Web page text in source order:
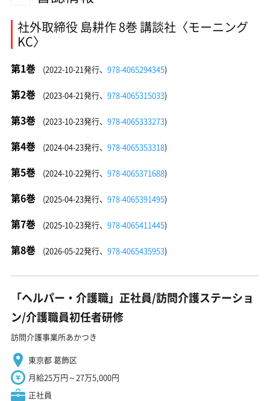
社外取締役 島耕作 8巻 講談社〈モーニング
KC〉
第1巻 (2022-10-21発行、 978-4065294345)
第2巻 (2023-04-21発行、 978-4065315033)
第3巻 (2023-10-23発行、 978-4065333273)
第4巻 (2024-04-23発行、 978-4065353318)
第5巻 (2024-10-22発行、 978-4065371688)
第6巻 (2025-04-23発行、 978-4065391495)
第7巻 (2025-10-23発行、 978-4065411445)
第8巻 (2026-05-22発行、 978-4065435953)
「ヘルパー・介護職」正社員/訪問介護ステーショ
ン/介護職員初任者研修
訪問介護事業所あかつき
東京都 葛飾区
月給25万円～27万5,000円
正社員